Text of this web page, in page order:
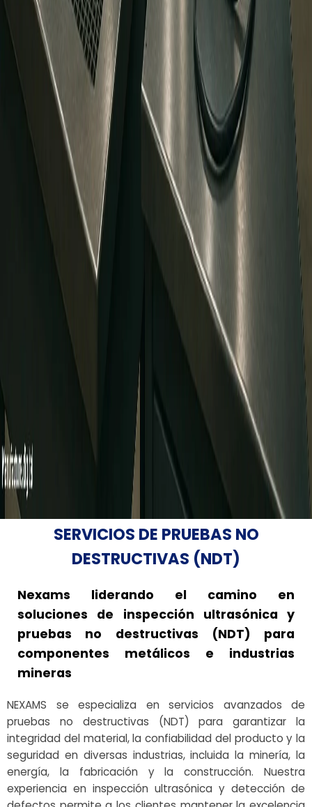
SERVICIOS DE PRUEBAS NO
DESTRUCTIVAS (NDT)
Nexams liderando el camino en
soluciones de inspección ultrasónica y
pruebas no destructivas (NDT) para
componentes metálicos e industrias
mineras
NEXAMS se especializa en servicios avanzados de
pruebas no destructivas (NDT) para garantizar la
integridad del material, la confiabilidad del producto y la
seguridad en diversas industrias, incluida la minería, la
energía, la fabricación y la construcción. Nuestra
experiencia en inspección ultrasónica y detección de